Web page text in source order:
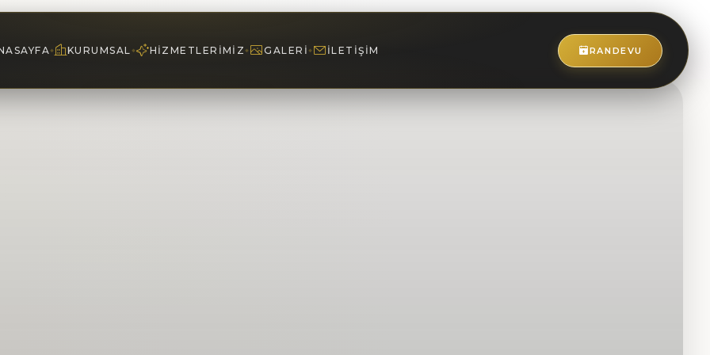
KURUMSAL HIZMETLERIMIZ GALERI İLETIŞIM RANDEVU